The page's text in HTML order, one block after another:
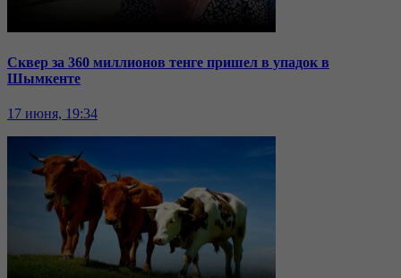
Сквер за 360 миллионов тенге пришел в упадок в
Шымкенте
17 июня, 19:34